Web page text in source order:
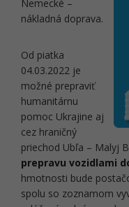
Nemecké –
nákladná doprava.
Od piatka
04.03.2022 je
možné prepraviť
humanitárnu
pomoc Ukrajine aj
cez hraničný
priechod Ubľa – Malyj
prepravu vozidlami
hmotnosti bude
spolu so zoznamom